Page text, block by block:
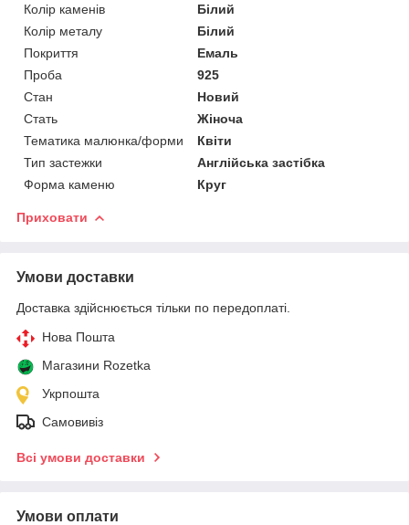
Колір каменів
Білий
Колір металу
Білий
Покриття
Емаль
Проба
925
Стан
Новий
Стать
Жіноча
Тематика малюнка/форми
Квіти
Тип застежки
Англійська застібка
Форма каменю
Круг
Приховати
Умови доставки
Доставка здійснюється тільки по передоплаті.
Нова Пошта
Магазини Rozetka
Укрпошта
Самовивіз
Всі умови доставки
Умови оплати